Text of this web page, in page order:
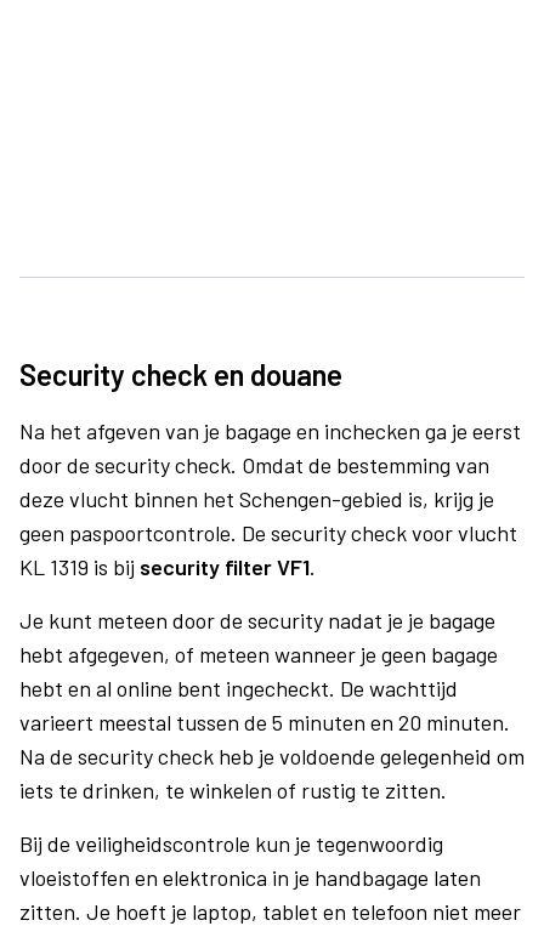
Security check en douane
Na het afgeven van je bagage en inchecken ga je eerst
door de security check. Omdat de bestemming van
deze vlucht binnen het Schengen-gebied is, krijg je
geen paspoortcontrole. De security check voor vlucht
KL 1319 is bij security filter VF1.
Je kunt meteen door de security nadat je je bagage
hebt afgegeven, of meteen wanneer je geen bagage
hebt en al online bent ingecheckt. De wachttijd
varieert meestal tussen de 5 minuten en 20 minuten.
Na de security check heb je voldoende gelegenheid om
iets te drinken, te winkelen of rustig te zitten.
Bij de veiligheidscontrole kun je tegenwoordig
vloeistoffen en elektronica in je handbagage laten
zitten. Je hoeft je laptop, tablet en telefoon niet meer